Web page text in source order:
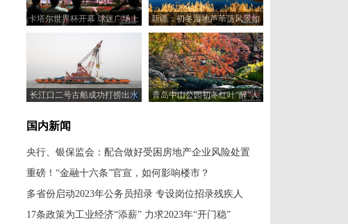
卡塔尔世界杯开幕 球迷广场上
新疆：初冬湿地芦苇荡风景如
画
长江口二号古船成功打捞出水 青岛中山公园初冬红叶“醉”人
国内新闻
央行、银保监会：配合做好受困房地产企业风险处置
重磅！“金融十六条”官宣，如何影响楼市？
多省份启动2023年公务员招录 专设岗位招录残疾人
17条政策为工业经济“添薪” 力求2023年“开门稳”